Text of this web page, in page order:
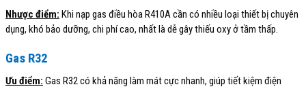
Nhược điểm: Khi nạp gas điều hòa R410A cần có nhiều loại thiết bị chuyên
dụng, khó bảo dưỡng, chi phí cao, nhất là dễ gây thiếu oxy ở tầm thấp.
Gas R32
Ưu điểm: Gas R32 có khả năng làm mát cực nhanh, giúp tiết kiệm điện